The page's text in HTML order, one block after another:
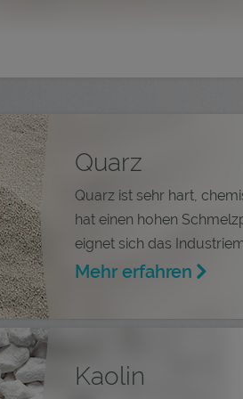
Quarz
Quarz ist sehr hart,
hat einen hohen
eignet sich das
Mehr erfahren
Kaolin